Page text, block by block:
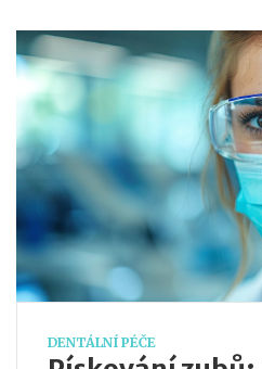
DENTÁLNÍ PÉČE